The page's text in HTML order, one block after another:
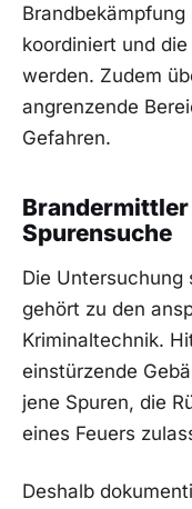
koordiniert und
werden. Zudem
angrenzende
Gefahren.
Spurensuche
Die Untersuchung
gehört zu den
Kriminaltechnik.
einstürzende
jene Spuren, die
eines Feuers
Deshalb